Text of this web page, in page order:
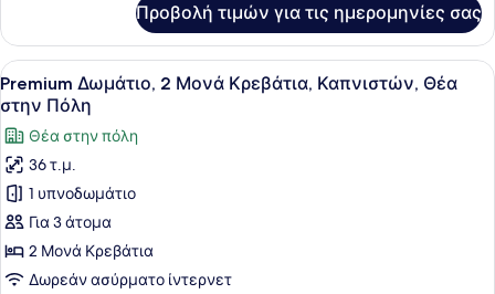
Δωμάτιο,
Μπανιέρα
Προβολή τιμών για τις ημερομηνίες σας
Προβολή
όλων
των
φωτογραφιών
για
Premium
Δωμάτιο,
2
Μονά
Ένα δωμάτιο ξενοδοχείου με δύο
7
Premium Δωμάτιο, 2 Μονά Κρεβάτια, Καπνιστών, Θέα
στην Πόλη
Θέα στην πόλη
36 τ.μ.
1 υπνοδωμάτιο
Για 3 άτομα
2 Μονά Κρεβάτια
Δωρεάν ασύρματο ίντερνετ